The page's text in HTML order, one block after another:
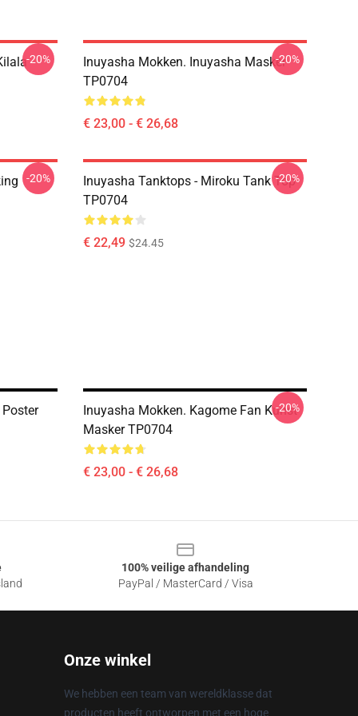
-20%
Inuyasha Mokken. Inuyasha Masker
TP0704
€ 23,00 - € 26,68
-20%
-20%
Inuyasha Tanktops - Miroku Tank Top
TP0704
€ 22,49 $24.45
-20%
Poster
Inuyasha Mokken. Kagome Fan Kunst
Masker TP0704
€ 23,00 - € 26,68
-20%
100% veilige afhandeling
PayPal / MasterCard / Visa
Onze winkel
We hebben een team van wereldklasse dat
producten heeft ontworpen met een hoge